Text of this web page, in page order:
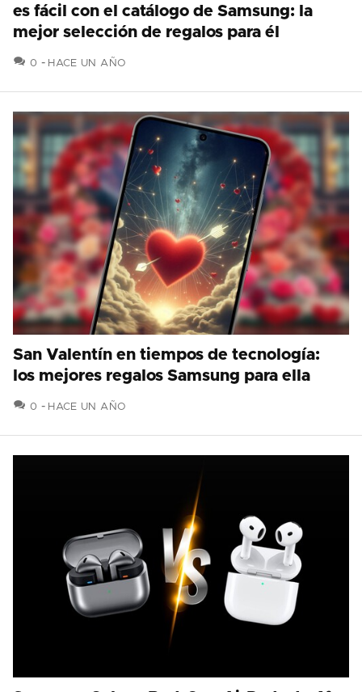
es fácil con el catálogo de Samsung: la
mejor selección de regalos para él
0 COMENTARIOS
HACE UN AÑO
San Valentín en tiempos de tecnología:
los mejores regalos Samsung para ella
0 COMENTARIOS
HACE UN AÑO